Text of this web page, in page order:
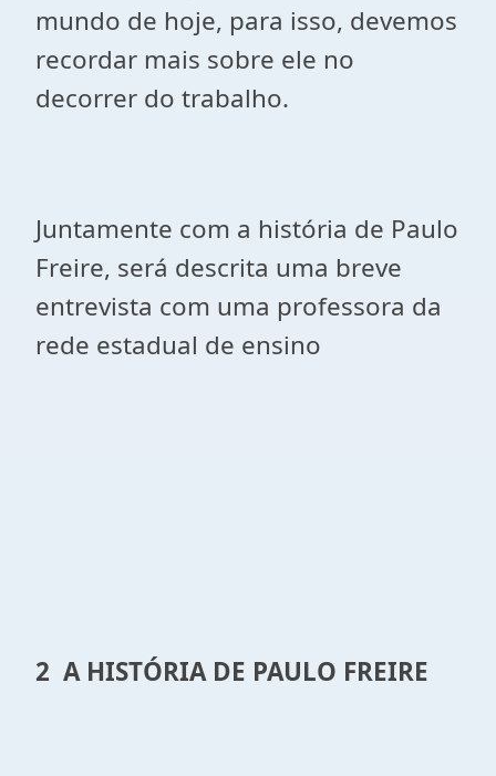
mundo de hoje, para isso, devemos
recordar mais sobre ele no
decorrer do trabalho.
Juntamente com a história de Paulo
Freire, será descrita uma breve
entrevista com uma professora da
rede estadual de ensino
2 A HISTÓRIA DE PAULO FREIRE